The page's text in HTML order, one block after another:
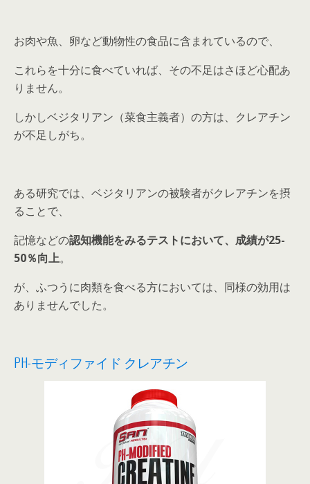
お肉や魚、卵など動物性の食品に含まれているので、
これらを十分に食べていれば、その不足はさほど心配あ
りません。
しかしベジタリアン（菜食主義者）の方は、クレアチン
が不足しがち。
ある研究では、ベジタリアンの被験者がクレアチンを摂
ることで、
記憶などの認知機能をみるテストにおいて、成績が25-
50％向上。
が、ふつうに肉類を食べる方においては、同様の効用は
ありませんでした。
PH-モディファイド クレアチン